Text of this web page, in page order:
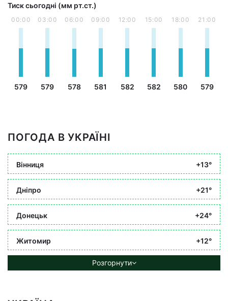
Тиск сьогодні (мм рт.ст.)
00:00
579
03:00
579
06:00
578
09:00
581
12:00
582
15:00
582
18:00
580
21:00
579
ПОГОДА В УКРАЇНІ
Вінниця +13°
Дніпро +21°
Донецьк +24°
Житомир +12°
Розгорнути